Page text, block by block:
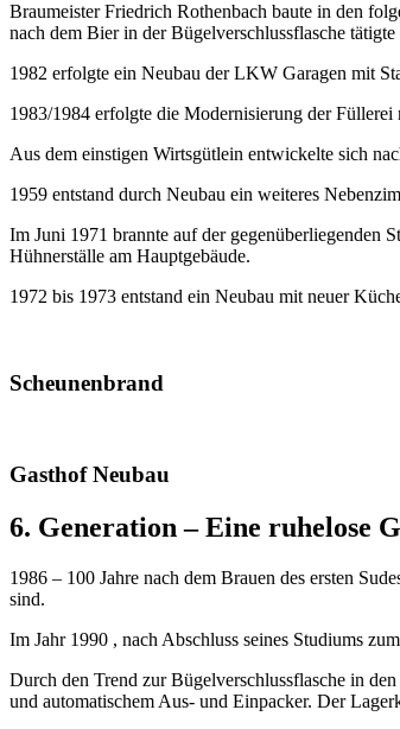
Braumeister Friedrich Rothenbach baute in den
nach dem Bier in der Bügelverschlussflasche
1982 erfolgte ein Neubau der LKW Garagen mit
1983/1984 erfolgte die Modernisierung der
Aus dem einstigen Wirtsgütlein entwickelte sich
1959 entstand durch Neubau ein weiteres
Im Juni 1971 brannte auf der gegenüberliegenden
Hühnerställe am Hauptgebäude.
1972 bis 1973 entstand ein Neubau mit neuer
Scheunenbrand
Gasthof Neubau
6. Generation – Eine ruhelose
1986 – 100 Jahre nach dem Brauen des ersten
sind.
Im Jahr 1990 , nach Abschluss seines Studiums
Durch den Trend zur Bügelverschlussflasche in
und automatischem Aus- und Einpacker. Der